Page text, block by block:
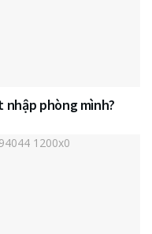
nhập phòng mình?